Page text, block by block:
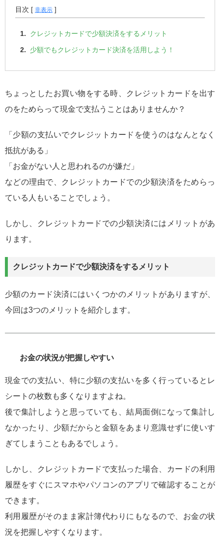
目次 [ 非表示 ]
クレジットカードで少額決済をするメリット
少額でもクレジットカード決済を活用しよう！
ちょっとしたお買い物をする時、クレジットカードを出す
のをためらって現金で支払うことはありませんか？
「少額の支払いでクレジットカードを使うのはなんとなく
抵抗がある」
「お金がない人と思われるのが嫌だ」
などの理由で、クレジットカードでの少額決済をためらっ
ている人もいることでしょう。
しかし、クレジットカードでの少額決済にはメリットがあ
ります。
クレジットカードで少額決済をするメリット
少額のカード決済にはいくつかのメリットがありますが、
今回は3つのメリットを紹介します。
お金の状況が把握しやすい
現金での支払い、特に少額の支払いを多く行っているとレ
シートの枚数も多くなりますよね。
後で集計しようと思っていても、結局面倒になって集計し
なかったり、少額だからと金額をあまり意識せずに使いす
ぎてしまうこともあるでしょう。
しかし、クレジットカードで支払った場合、カードの利用
履歴をすぐにスマホやパソコンのアプリで確認することが
できます。
利用履歴がそのまま家計簿代わりにもなるので、お金の状
況を把握しやすくなります。